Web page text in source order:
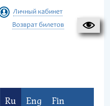
Личный кабинет
Возврат билетов
Ru Eng Fin